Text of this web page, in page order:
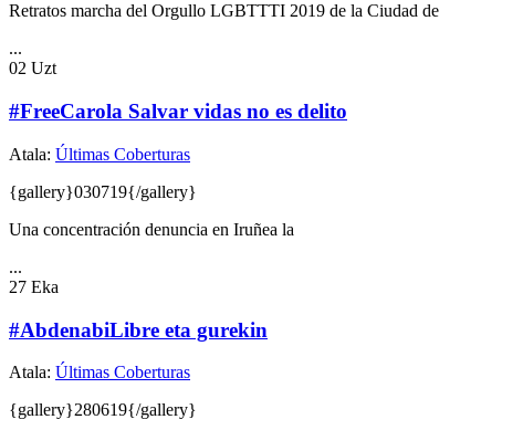
Retratos marcha del Orgullo LGBTTTI 2019 de la Ciudad de
...
02 Uzt
#FreeCarola Salvar vidas no es delito
Atala: Últimas Coberturas
{gallery}030719{/gallery}
Una concentración denuncia en Iruñea la
...
27 Eka
#AbdenabiLibre eta gurekin
Atala: Últimas Coberturas
{gallery}280619{/gallery}